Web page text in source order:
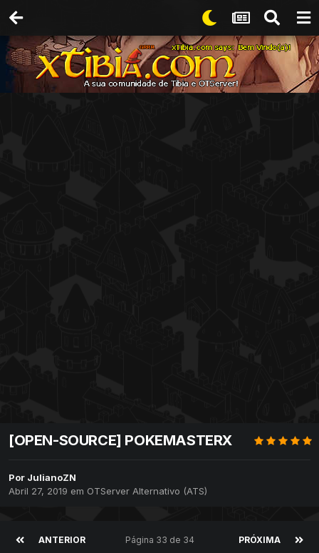
[OPEN-SOURCE] POKEMASTERX
Por JulianoZN
Abril 27, 2019 em OTServer Alternativo (ATS)
ANTERIOR PRÓXIMA
Página 33 de 34